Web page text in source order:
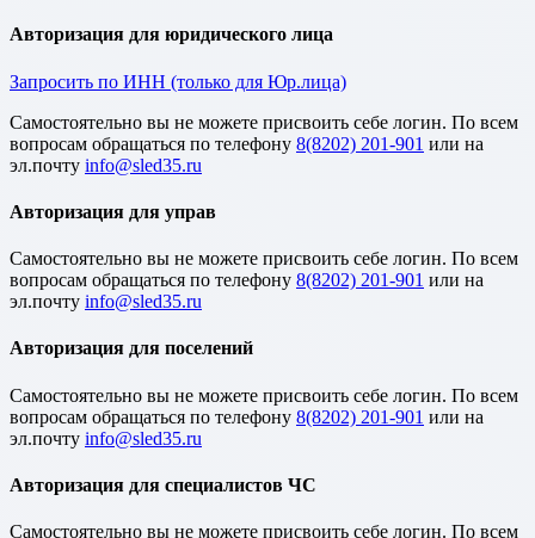
Авторизация для юридического лица
Запросить по ИНН (только для Юр.лица)
Cамостоятельно вы не можете присвоить себе логин. По всем
вопросам обращаться по телефону 8(8202) 201-901 или на
эл.почту
Авторизация для управ
Cамостоятельно вы не можете присвоить себе логин. По всем
вопросам обращаться по телефону 8(8202) 201-901 или на
эл.почту
Авторизация для поселений
Cамостоятельно вы не можете присвоить себе логин. По всем
вопросам обращаться по телефону 8(8202) 201-901 или на
эл.почту
Авторизация для специалистов ЧС
Cамостоятельно вы не можете присвоить себе логин. По всем